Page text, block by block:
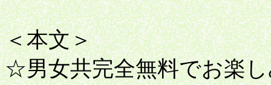
＜本文＞
☆男女共完全無料でお楽